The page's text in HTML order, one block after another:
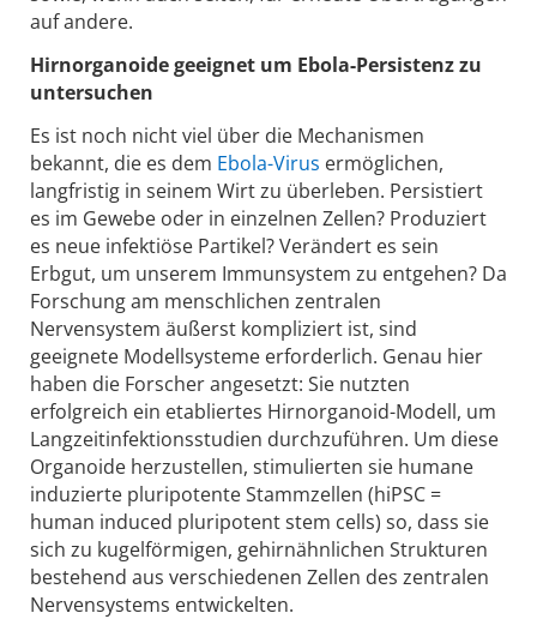
auf andere.
Hirnorganoide geeignet um Ebola-Persistenz zu
untersuchen
Es ist noch nicht viel über die Mechanismen
bekannt, die es dem Ebola-Virus ermöglichen,
langfristig in seinem Wirt zu überleben. Persistiert
es im Gewebe oder in einzelnen Zellen? Produziert
es neue infektiöse Partikel? Verändert es sein
Erbgut, um unserem Immunsystem zu entgehen? Da
Forschung am menschlichen zentralen
Nervensystem äußerst kompliziert ist, sind
geeignete Modellsysteme erforderlich. Genau hier
haben die Forscher angesetzt: Sie nutzten
erfolgreich ein etabliertes Hirnorganoid-Modell, um
Langzeitinfektionsstudien durchzuführen. Um diese
Organoide herzustellen, stimulierten sie humane
induzierte pluripotente Stammzellen (hiPSC =
human induced pluripotent stem cells) so, dass sie
sich zu kugelförmigen, gehirnähnlichen Strukturen
bestehend aus verschiedenen Zellen des zentralen
Nervensystems entwickelten.